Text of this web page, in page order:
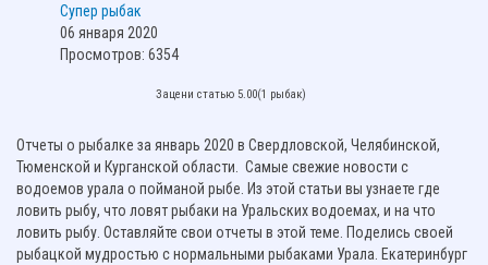
Супер рыбак
06 января 2020
Просмотров: 6354
Зацени статью 5.00(1 рыбак)
Отчеты о рыбалке за январь 2020 в Свердловской, Челябинской,
Тюменской и Курганской области. Самые свежие новости с
водоемов урала о пойманой рыбе. Из этой статьи вы узнаете где
ловить рыбу, что ловят рыбаки на Уральских водоемах, и на что
ловить рыбу. Оставляйте свои отчеты в этой теме. Поделись своей
рыбацкой мудростью с нормальными рыбаками Урала. Екатеринбург